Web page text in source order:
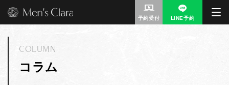
予約受付 LINE予約
コラム
COLUMN